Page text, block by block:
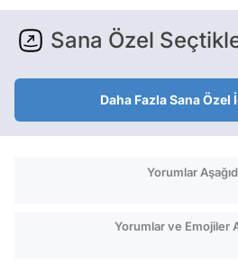
Sana Özel
Daha Fazla Sana Özel
Yorumlar
Yorumlar ve Emojiler